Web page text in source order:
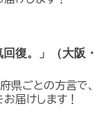
復。」（大阪
ごとの方言で、
お届けします！